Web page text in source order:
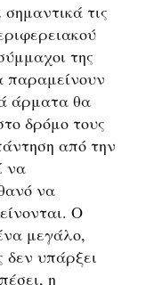
τις
της
παραμείνουν
άρματα θα
δρόμο τους
από την
να
να
Ο
μεγάλο,
δεν υπάρξει
η